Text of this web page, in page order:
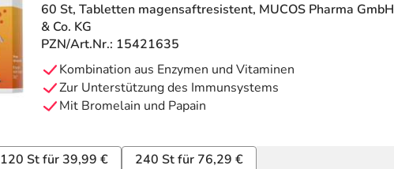
60 St, Tabletten magensaftresistent, MUCOS Pharma GmbH
& Co. KG
PZN/Art.Nr.: 15421635
Kombination aus Enzymen und Vitaminen
Zur Unterstützung des Immunsystems
Mit Bromelain und Papain
120 St für 39,99 € 240 St für 76,29 €